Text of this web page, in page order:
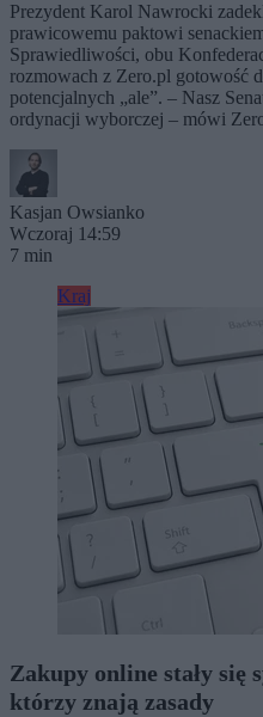
Prezydent Karol Nawrocki
prawicowemu paktowi
Sprawiedliwości, obu
rozmowach z Zero.pl gotowość
potencjalnych „ale”. – Nasz
ordynacji wyborczej – mówi
Kasjan Owsianko
Wczoraj 14:59
7 min
Kraj
Zakupy online stały się
którzy znają zasady